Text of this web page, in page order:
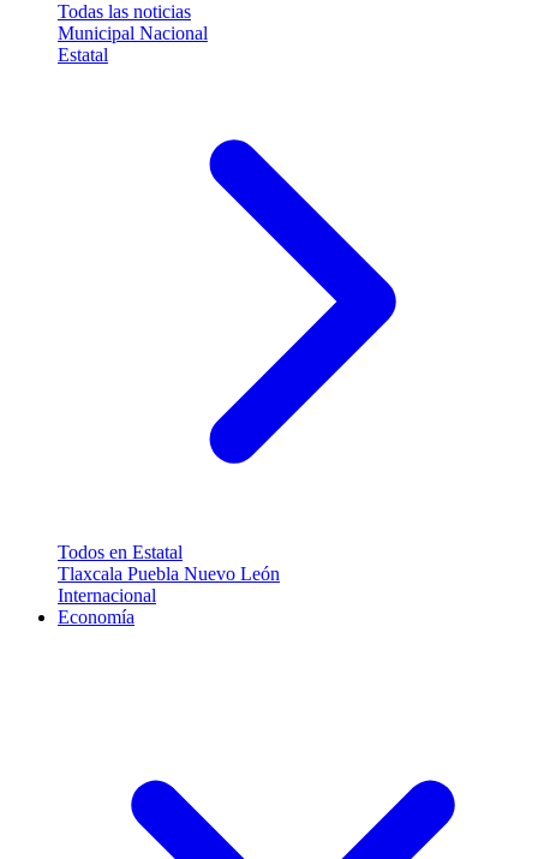
Todas las noticias
Municipal Nacional
Estatal
Todos en Estatal
Tlaxcala Puebla Nuevo León
Internacional
Economía